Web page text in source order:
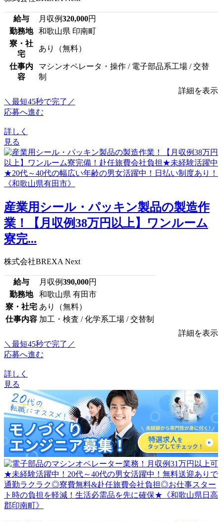
給与 月収例320,000円
勤務地
和歌山県 印南町
寮・社
宅
あり（無料）
仕事内
容
マシンオペレータ・操作 / 電子部品系工場 / 交替
制
詳細を表示
＼最短45秒で完了／
応募へ進む
詳しく
見る
産業用シール・パッキン製品の製造作
業！【月収例38万円以上】ワンルーム
寮完...
株式会社BREXA Next
給与 月収例390,000円
勤務地
和歌山県 有田市
寮・社宅 あり（無料）
仕事内容 加工・検査 / 化学系工場 / 交替制
詳細を表示
＼最短45秒で完了／
応募へ進む
詳しく
見る